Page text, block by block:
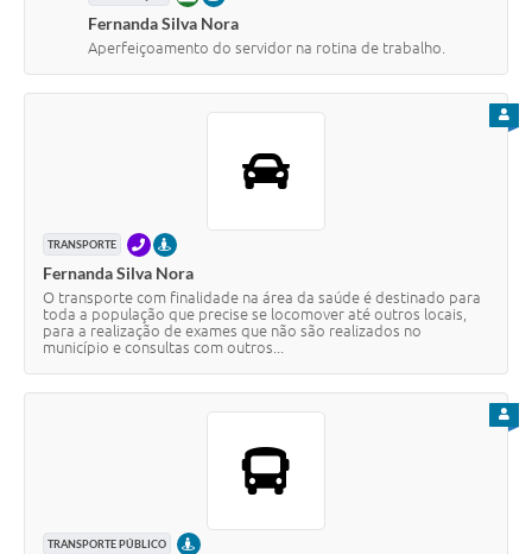
Fernanda Silva Nora
Aperfeiçoamento do servidor na rotina de trabalho.
TRANSPORTE TELEFONEPRESENCIAL
Fernanda Silva Nora
O transporte com finalidade na área da saúde é destinado para
toda a população que precise se locomover até outros locais,
para a realização de exames que não são realizados no
município e consultas com outros...
TRANSPORTE PÚBLICO PRESENCIAL